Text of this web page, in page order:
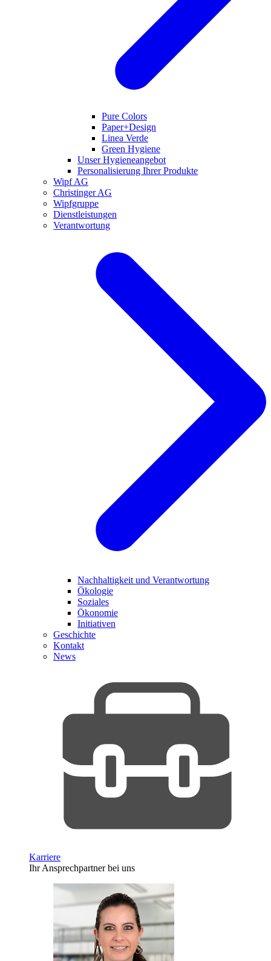
Pure Colors
Paper+Design
Linea Verde
Green Hygiene
Unser Hygieneangebot
Personalisierung Ihrer Produkte
Wipf AG
Christinger AG
Wipfgruppe
Dienstleistungen
Verantwortung
Nachhaltigkeit und Verantwortung
Ökologie
Soziales
Ökonomie
Initiativen
Geschichte
Kontakt
News
Karriere
Ihr Ansprechpartner bei uns